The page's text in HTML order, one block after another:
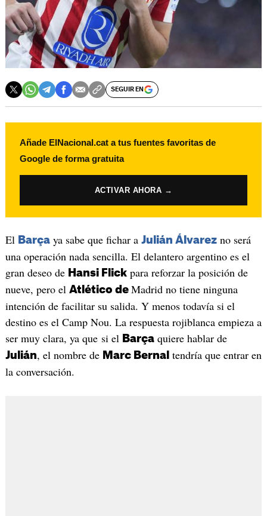
SEGUIR EN
Añade ElNacional.cat a tus fuentes favoritas de
Google de forma gratuita
ACTIVAR AHORA →
El Barçaya sabe que fichar a Julián Álvarezno será
una operación nada sencilla. El delantero argentino es el
gran deseo de Hansi Flickpara reforzar la posición de
nueve, pero el Atlético de Madrid no tiene ninguna
intención de facilitar su salida. Y menos todavía si el
destino es el Camp Nou. La respuesta rojiblanca empieza a
ser muy clara, ya que si el Barçaquiere hablar de
Julián, el nombre de Marc Bernal tendría que entrar en
la conversación.